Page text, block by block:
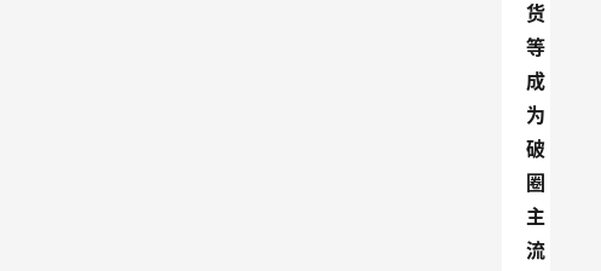
货
等
成
为
破
圈
主
流